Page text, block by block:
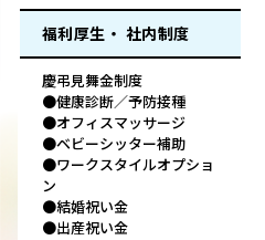
福利厚生・ 社内制度
慶弔見舞金制度
●健康診断／予防接種
●オフィスマッサージ
●ベビーシッター補助
●ワークスタイルオプショ
ン
●結婚祝い金
●出産祝い金